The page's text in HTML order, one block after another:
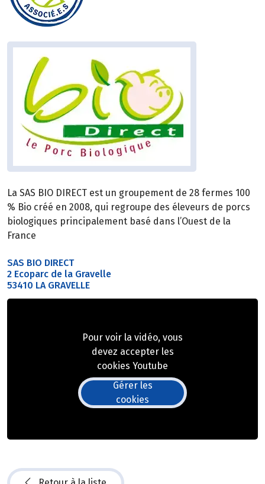
La SAS BIO DIRECT est un groupement de 28 fermes 100
% Bio créé en 2008, qui regroupe des éleveurs de porcs
biologiques principalement basé dans l’Ouest de la
France
SAS BIO DIRECT
2 Ecoparc de la Gravelle
53410 LA GRAVELLE
Pour voir la vidéo, vous
devez accepter les
cookies Youtube
Gérer les
cookies